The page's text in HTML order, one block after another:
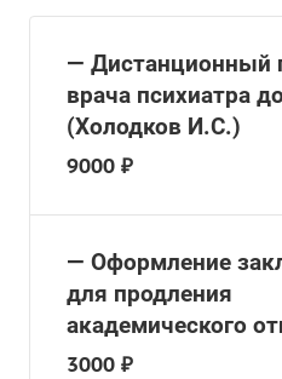
— Дистанционный
врача психиатра
(Холодков И.С.)
9000 ₽
— Оформление
для продления
академического
3000 ₽